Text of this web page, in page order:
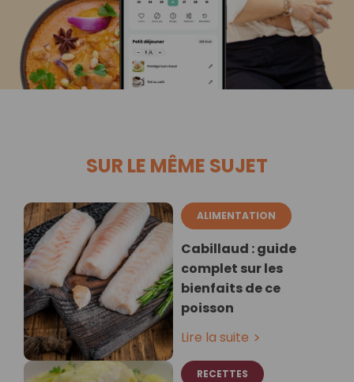
SUR LE MÊME SUJET
ALIMENTATION
Cabillaud : guide
complet sur les
bienfaits de ce
poisson
Lire la suite
RECETTES